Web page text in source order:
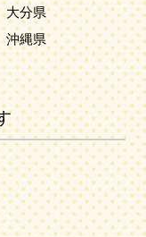
大分県
沖縄県